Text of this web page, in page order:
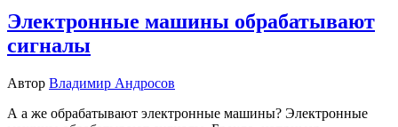
Электронные машины обрабатывают
сигналы
Автор Владимир Андросов
А а же обрабатывают электронные машины? Электронные